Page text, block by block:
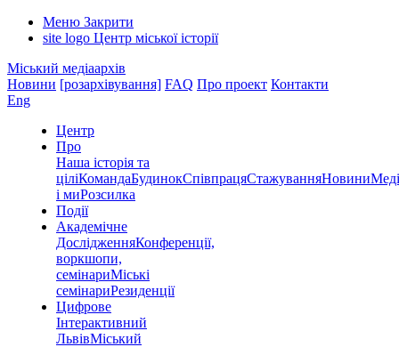
Меню Закрити
site logo Центр міської історії
Міський медіаархів
Новини [розархівування] FAQ Про проект Контакти
Eng
Центр
Про
Наша історія та
ціліКомандаБудинокСпівпрацяСтажуванняНовини
і миРозсилка
Події
Академічне
ДослідженняКонференції,
воркшопи,
семінариМіські
семінариРезиденції
Цифрове
Інтерактивний
ЛьвівМіський